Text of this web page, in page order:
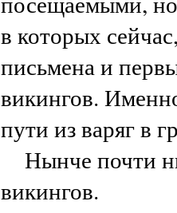
в которых
письмена и
викингов.
пути из варяг в
Нынче почти
викингов.